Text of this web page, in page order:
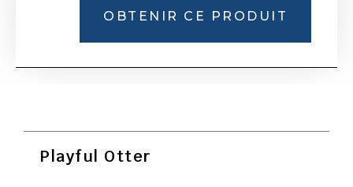
OBTENIR CE PRODUIT
Playful Otter